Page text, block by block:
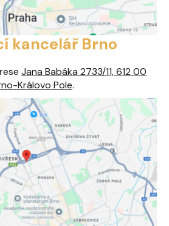
kancelář Brno
Jana Babáka 2733/11, 612 00
Královo Pole.